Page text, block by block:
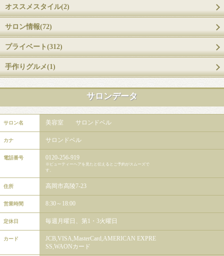
オススメスタイル(2)
サロン情報(72)
プライベート(312)
手作りグルメ(1)
サロンデータ
サロン名 美容室 サロンドベル
カナ サロンドベル
電話番号 0120-256-919
※ビューティーヘアを見たと伝えるとご予約がスムーズで
す。
住所 高岡市高陵7-23
営業時間 8:30～18:00
定休日 毎週月曜日、第1・3火曜日
カード
JCB,VISA,MasterCard,AMERICAN EXPRE
SS,WAONカード